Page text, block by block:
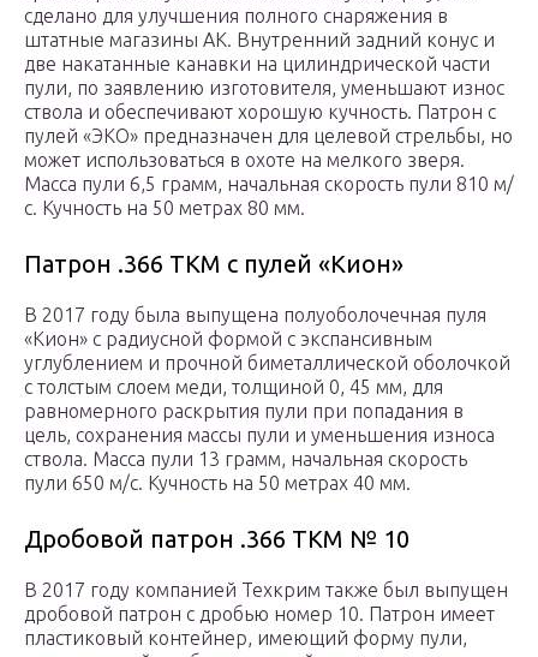
сделано для улучшения полного снаряжения в
штатные магазины АК. Внутренний задний конус и
две накатанные канавки на цилиндрической части
пули, по заявлению изготовителя, уменьшают износ
ствола и обеспечивают хорошую кучность. Патрон с
пулей «ЭКО» предназначен для целевой стрельбы, но
может использоваться в охоте на мелкого зверя.
Масса пули 6,5 грамм, начальная скорость пули 810 м/
с. Кучность на 50 метрах 80 мм.
Патрон .366 ТКМ с пулей «Кион»
В 2017 году была выпущена полуоболочечная пуля
«Кион» с радиусной формой с экспансивным
углублением и прочной биметаллической оболочкой
с толстым слоем меди, толщиной 0, 45 мм, для
равномерного раскрытия пули при попадания в
цель, сохранения массы пули и уменьшения износа
ствола. Масса пули 13 грамм, начальная скорость
пули 650 м/с. Кучность на 50 метрах 40 мм.
Дробовой патрон .366 ТКМ № 10
В 2017 году компанией Техкрим также был выпущен
дробовой патрон с дробью номер 10. Патрон имеет
пластиковый контейнер, имеющий форму пули,